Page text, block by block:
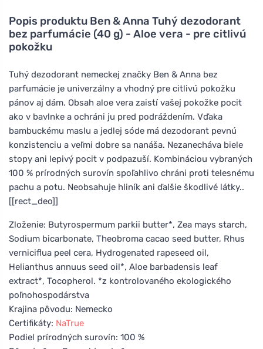
Popis produktu Ben & Anna Tuhý dezodorant
bez parfumácie (40 g) - Aloe vera - pre citlivú
pokožku
Tuhý dezodorant nemeckej značky Ben & Anna bez
parfumácie je univerzálny a vhodný pre citlivú pokožku
pánov aj dám. Obsah aloe vera zaistí vašej pokožke pocit
ako v bavlnke a ochráni ju pred podráždením. Vďaka
bambuckému maslu a jedlej sóde má dezodorant pevnú
konzistenciu a veľmi dobre sa nanáša. Nezanecháva biele
stopy ani lepivý pocit v podpazuší. Kombináciou vybraných
100 % prírodných surovín spoľahlivo chráni proti telesnému
pachu a potu. Neobsahuje hliník ani ďalšie škodlivé látky..
[[rect_deo]]
Zloženie: Butyrospermum parkii butter*, Zea mays starch,
Sodium bicarbonate, Theobroma cacao seed butter, Rhus
verniciflua peel cera, Hydrogenated rapeseed oil,
Helianthus annuus seed oil*, Aloe barbadensis leaf
extract*, Tocopherol. *z kontrolovaného ekologického
poľnohospodárstva
Krajina pôvodu: Nemecko
Certifikáty: NaTrue
Podiel prírodných surovín: 100 %